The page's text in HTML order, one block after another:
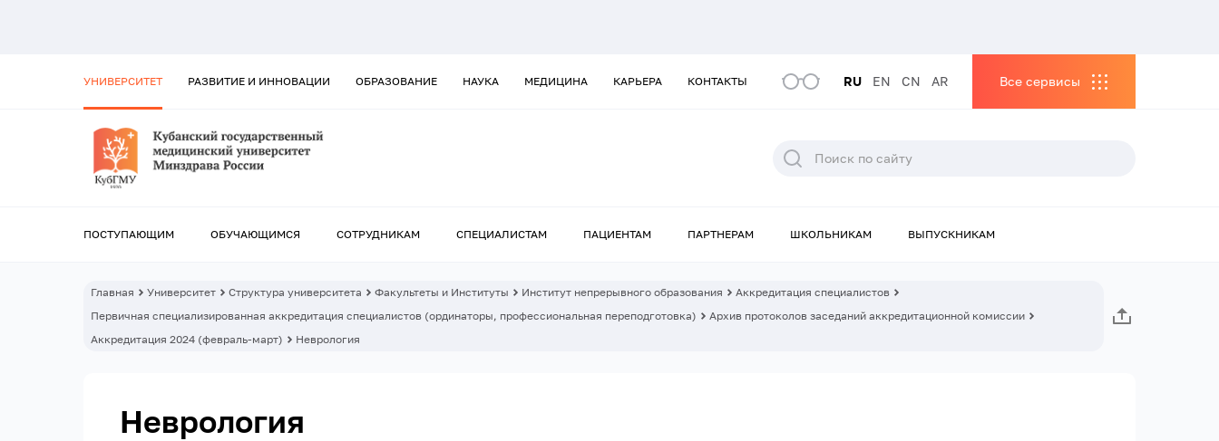
УНИВЕРСИТЕТ РАЗВИТИЕ И ИННОВАЦИИ ОБРАЗОВАНИЕ НАУКА МЕДИЦИНА КАРЬЕРА КОНТАКТЫ RU EN CN AR Все сервисы
ПОСТУПАЮЩИМ ОБУЧАЮЩИМСЯ СОТРУДНИКАМ СПЕЦИАЛИСТАМ ПАЦИЕНТАМ ПАРТНЕРАМ ШКОЛЬНИКАМ ВЫПУСКНИКАМ
Главная Университет Структура университета Факультеты и Институты Институт непрерывного образования
Аккредитация специалистов
Первичная специализированная аккредитация специалистов (ординаторы, профессиональная переподготовка)
Архив протоколов заседаний аккредитационной комиссии
Аккредитация 2024 (февраль-март)
Неврология
Неврология